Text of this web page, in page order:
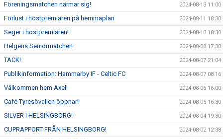
Föreningsmatchen närmar sig! 2024-08-13 11:00
Förlust i höstpremiären på hemmaplan 2024-08-11 18:30
Seger i höstpremiären! 2024-08-10 18:30
Helgens Seniormatcher! 2024-08-08 17:30
TACK! 2024-08-07 21:04
Publikinformation: Hammarby IF - Celtic FC 2024-08-07 08:16
Välkommen hem Axel! 2024-08-06 16:00
Café Tyresövallen öppnar! 2024-08-05 16:30
SILVER I HELSINGBORG! 2024-08-04 19:30
CUPRAPPORT FRÅN HELSINGBORG! 2024-08-02 12:38